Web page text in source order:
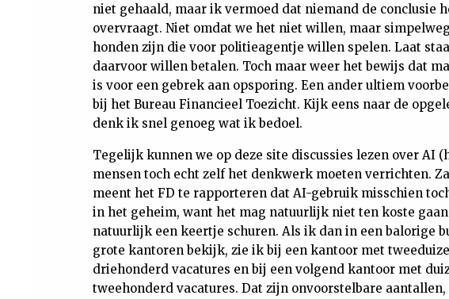
niet gehaald, maar ik vermoed dat niemand de conclusie
overvraagt. Niet omdat we het niet willen, maar
honden zijn die voor politieagentje willen spelen. Laat
daarvoor willen betalen. Toch maar weer het bewijs dat
is voor een gebrek aan opsporing. Een ander ultiem
bij het Bureau Financieel Toezicht. Kijk eens naar de
denk ik snel genoeg wat ik bedoel.
Tegelijk kunnen we op deze site discussies lezen over AI
mensen toch echt zelf het denkwerk moeten verrichten.
meent het FD te rapporteren dat AI-gebruik misschien
in het geheim, want het mag natuurlijk niet ten koste
natuurlijk een keertje schuren. Als ik dan in een balorige
grote kantoren bekijk, zie ik bij een kantoor met
driehonderd vacatures en bij een volgend kantoor met
tweehonderd vacatures. Dat zijn onvoorstelbare